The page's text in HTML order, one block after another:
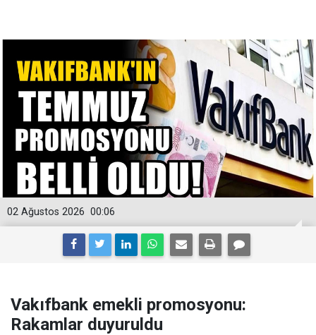
00:06
02 Ağustos 2026
Vakıfbank emekli promosyonu:
Rakamlar duyuruldu